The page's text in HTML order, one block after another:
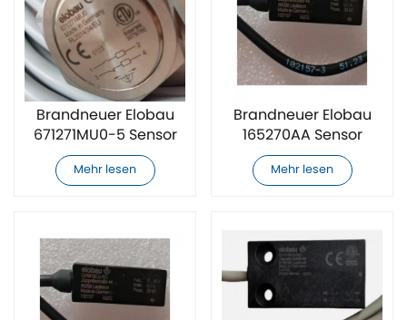
Brandneuer Elobau
671271MU0-5 Sensor
Mehr lesen
Brandneuer Elobau
165270AA Sensor
Mehr lesen